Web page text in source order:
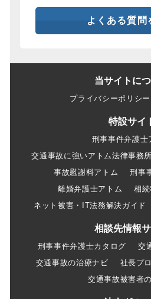
よくある質問
当サイトに
プライバシーポリシー
特設サイ
刑事事件弁護士
交通事故に強いアトム法律事務
事故慰謝料アトム
刑事
離婚弁護士アトム
相
ネット被害・IT法務解決ガイド
相談先情報
刑事事件弁護士カタログ
交
交通事故の治療ナビ
社長プ
交通事故被害者